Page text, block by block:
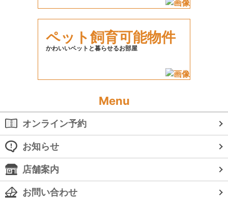
ペット飼育可能物件
かわいいペットと暮らせるお部屋
Menu
オンライン予約
お知らせ
店舗案内
お問い合わせ